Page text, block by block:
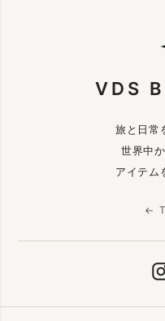
VDS
旅と日常
世界中
アイテム
←